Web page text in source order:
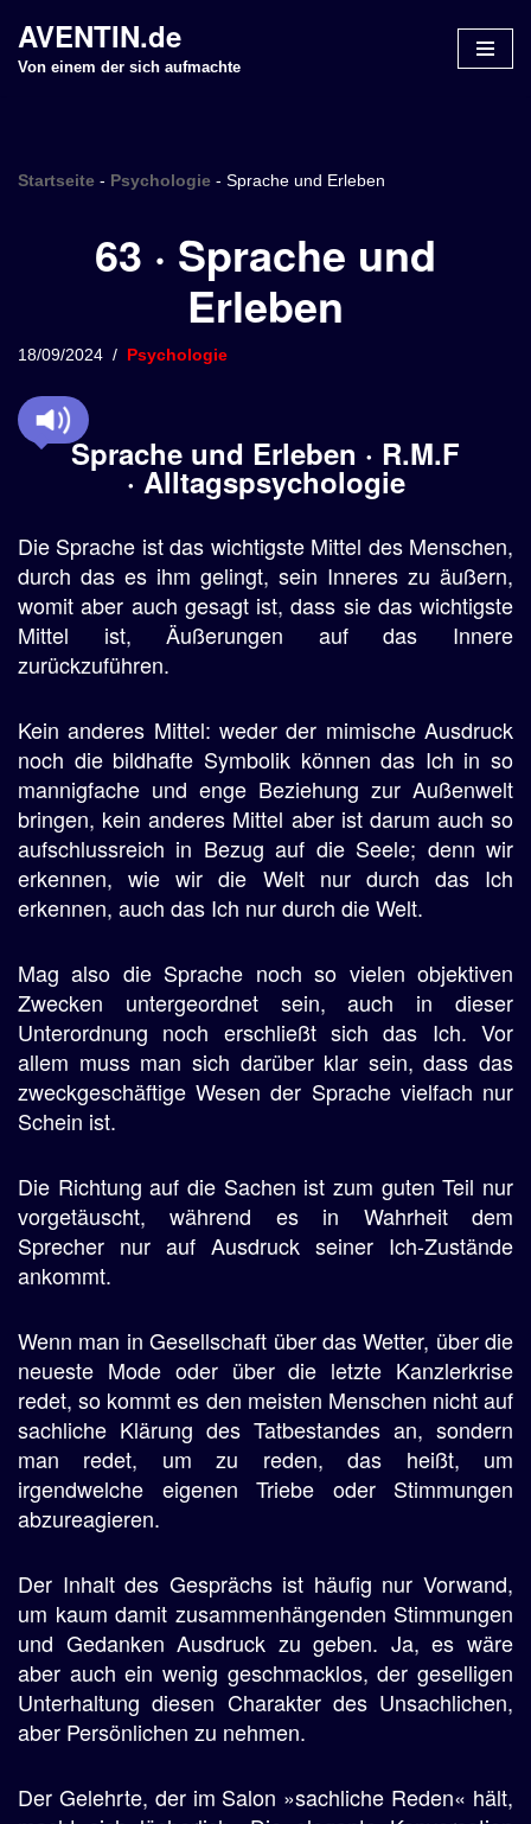
Z
n
p
i
n
AVENTIN.de
Von einem der sich aufmachte
Startseite - Psychologie - Sprache und Erleben
63 · Sprache und
Erleben
18/09/2024 Psychologie
Sprache und Erleben · R.M.F
· Alltagspsychologie
Die Sprache ist das wichtigste Mittel des Menschen,
durch das es ihm gelingt, sein Inneres zu äußern,
womit aber auch gesagt ist, dass sie das wichtigste
Mittel ist, Äußerungen auf das Innere
zurückzuführen.
Kein anderes Mittel: weder der mimische Ausdruck
noch die bildhafte Symbolik können das Ich in so
mannigfache und enge Beziehung zur Außenwelt
bringen, kein anderes Mittel aber ist darum auch so
aufschlussreich in Bezug auf die Seele; denn wir
erkennen, wie wir die Welt nur durch das Ich
erkennen, auch das Ich nur durch die Welt.
Mag also die Sprache noch so vielen objektiven
Zwecken untergeordnet sein, auch in dieser
Unterordnung noch erschließt sich das Ich. Vor
allem muss man sich darüber klar sein, dass das
zweckgeschäftige Wesen der Sprache vielfach nur
Schein ist.
Die Richtung auf die Sachen ist zum guten Teil nur
vorgetäuscht, während es in Wahrheit dem
Sprecher nur auf Ausdruck seiner Ich-Zustände
ankommt.
Wenn man in Gesellschaft über das Wetter, über die
neueste Mode oder über die letzte Kanzlerkrise
redet, so kommt es den meisten Menschen nicht auf
sachliche Klärung des Tatbestandes an, sondern
man redet, um zu reden, das heißt, um
irgendwelche eigenen Triebe oder Stimmungen
abzureagieren.
Der Inhalt des Gesprächs ist häufig nur Vorwand,
um kaum damit zusammenhängenden Stimmungen
und Gedanken Ausdruck zu geben. Ja, es wäre
aber auch ein wenig geschmacklos, der geselligen
Unterhaltung diesen Charakter des Unsachlichen,
aber Persönlichen zu nehmen.
Der Gelehrte, der im Salon »sachliche Reden« hält,